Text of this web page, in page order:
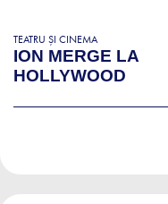
TEATRU ȘI CINEMA
ION MERGE LA
HOLLYWOOD